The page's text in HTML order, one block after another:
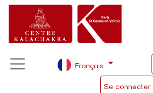
Se connecter
Français